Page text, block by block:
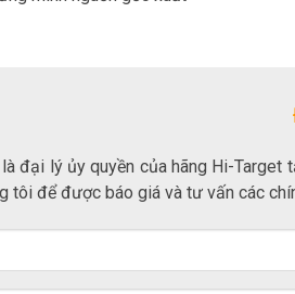
đại lý ủy quyền của hãng Hi-
tôi để được báo giá và tư vấn các